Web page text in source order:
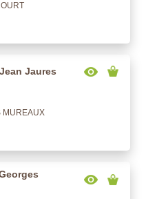
Jaures
MUREAUX